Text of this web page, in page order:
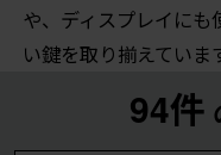
や、ディスプレイに
い鍵を取り揃えていま
94件